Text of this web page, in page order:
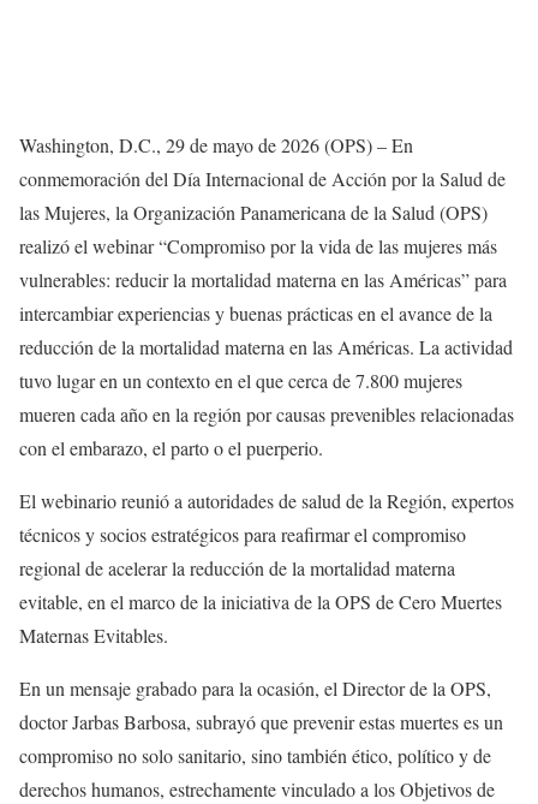
Washington, D.C., 29 de mayo de 2026 (OPS) – En
conmemoración del Día Internacional de Acción por la Salud de
las Mujeres, la Organización Panamericana de la Salud (OPS)
realizó el webinar “Compromiso por la vida de las mujeres más
vulnerables: reducir la mortalidad materna en las Américas” para
intercambiar experiencias y buenas prácticas en el avance de la
reducción de la mortalidad materna en las Américas. La actividad
tuvo lugar en un contexto en el que cerca de 7.800 mujeres
mueren cada año en la región por causas prevenibles relacionadas
con el embarazo, el parto o el puerperio.
El webinario reunió a autoridades de salud de la Región, expertos
técnicos y socios estratégicos para reafirmar el compromiso
regional de acelerar la reducción de la mortalidad materna
evitable, en el marco de la iniciativa de la OPS de Cero Muertes
Maternas Evitables.
En un mensaje grabado para la ocasión, el Director de la OPS,
doctor Jarbas Barbosa, subrayó que prevenir estas muertes es un
compromiso no solo sanitario, sino también ético, político y de
derechos humanos, estrechamente vinculado a los Objetivos de